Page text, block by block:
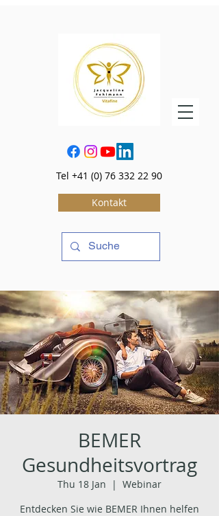
Tel +41 (0) 76 332 22 90
Kontakt
BEMER
Gesundheitsvortrag
Thu 18 Jan
  |
Webinar
Entdecken Sie wie BEMER Ihnen helfen